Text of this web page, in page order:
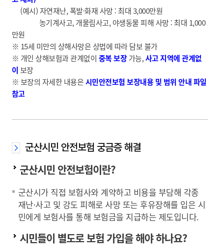
(예시) 자연재난, 폭발·화재 사망 : 최대 3,000만원
농기계사고, 개물림사고, 야생동물 피해 사망 : 최대 1,000
만원
※ 15세 미만의 상해사망은 상법에 따라 담보 불가
※ 개인 상해보험과 관계없이 중복 보장가능,사고 지역에 관계없
이 보장
※ 보장의 자세한 내용은시민안전보험 보장내용 및 범위 안내 파일
참고
군산시민 안전보험 궁금증 해결
군산시민 안전보험이란?
군산시가 직접 보험사와 계약하고 비용을 부담해 각종
재난·사고 및 강도 피해로 사망 또는 후유장해를 입은 시
민에게 보험사를 통해 보험금을 지급하는 제도입니다.
시민들이 별도로 보험 가입을 해야 하나요?